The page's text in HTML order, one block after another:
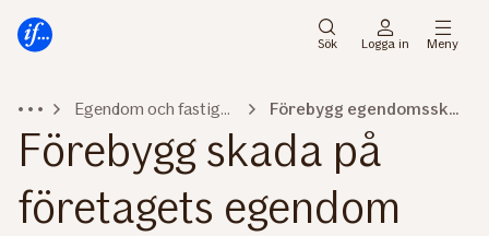
direkt
huvudmenyn
direkt
innehåll
Sök Logga in Meny
Egendom och fastighet Förebygg egendomsskada
Förebygg skada på
företagets egendom